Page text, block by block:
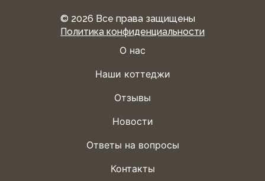
© 2026 Все права защищены
Политика конфиденциальности
О нас
Наши коттеджи
Отзывы
Новости
Ответы на вопросы
Контакты